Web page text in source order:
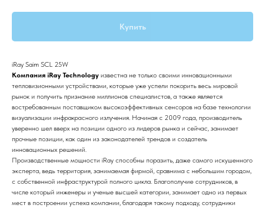
Купить
iRay Saim SCL 25W
Компания iRay Technology известна не только своими инновационными
тепловизионными устройствами, которые уже успели покорить весь мировой
рынок и получить признание миллионов специалистов, а также является
востребованным поставщиком высокоэффективных сенсоров на базе технологии
визуализации инфракрасного излучения. Начиная с 2009 года, производитель
уверенно шел вверх на позиции одного из лидеров рынка и сейчас, занимает
прочные позиции, как один из законодателей трендов и создатель
инновационных решений.
Производственные мощности iRay способны поразить, даже самого искушенного
эксперта, ведь территория, занимаемая фирмой, сравнима с небольшим городом,
с собственной инфраструктурой полного цикла. Благополучие сотрудников, в
числе который инженеры и ученые высшей категории, занимает одно из первых
мест в построении успеха компании, благодаря такому подходу, сотрудники